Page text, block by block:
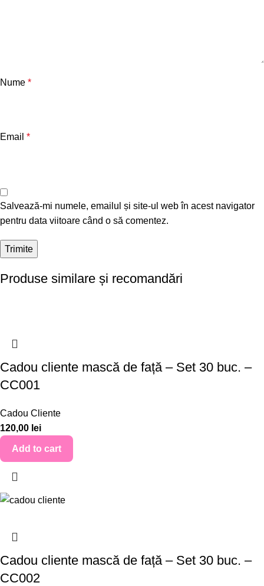
Nume *
Email *
Salvează-mi numele, emailul și site-ul web în acest navigator
pentru data viitoare când o să comentez.
Produse similare și recomandări
Cadou cliente mască de față – Set 30 buc. –
CC001
Cadou Cliente
120,00 lei
Add to cart
Cadou cliente mască de față – Set 30 buc. –
CC002